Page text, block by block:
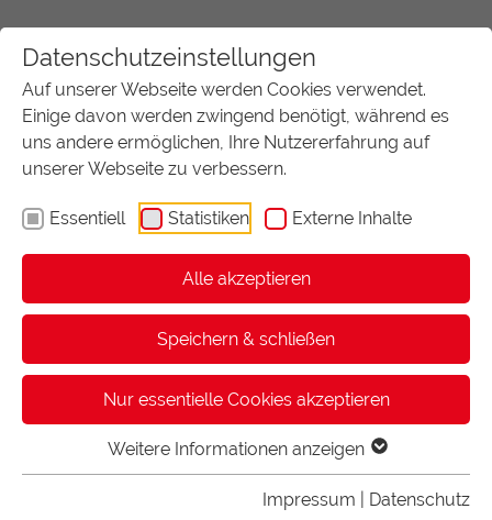
Datenschutzeinstellungen
Auf unserer Webseite werden Cookies verwendet.
Einige davon werden zwingend benötigt, während es
uns andere ermöglichen, Ihre Nutzererfahrung auf
unserer Webseite zu verbessern.
Essentiell Statistiken Externe Inhalte
Alle akzeptieren
Speichern & schließen
Nur essentielle Cookies akzeptieren
Weitere Informationen anzeigen
Impressum Datenschutz
Wir sind
jederzeit für Sie da
FORMATIC GmbH
Bonifatiusstraße 409